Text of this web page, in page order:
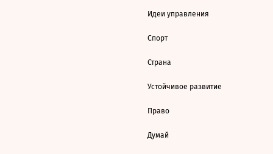
Идеи управления
Спорт
Страна
Устойчивое развитие
Право
Думай